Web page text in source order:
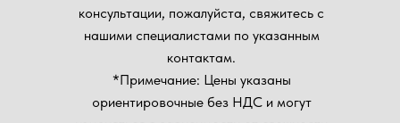
консультации, пожалуйста, свяжитесь с
нашими специалистами по указанным
контактам.
*Примечание: Цены указаны
ориентировочные без НДС и могут